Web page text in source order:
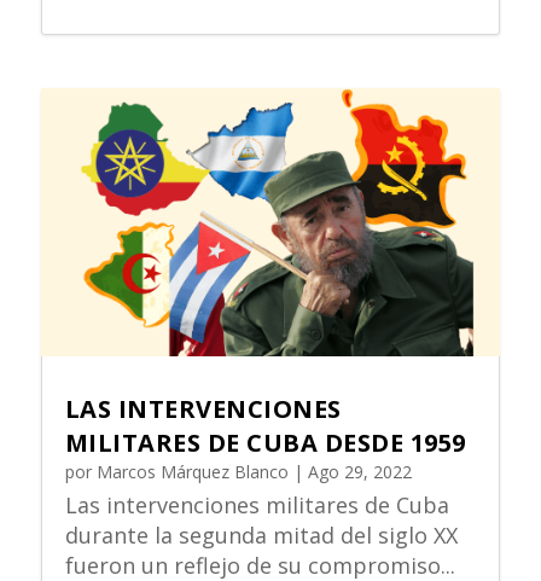
LAS INTERVENCIONES
MILITARES DE CUBA DESDE 1959
por Marcos Márquez Blanco | Ago 29, 2022
Las intervenciones militares de Cuba
durante la segunda mitad del siglo XX
fueron un reflejo de su compromiso...